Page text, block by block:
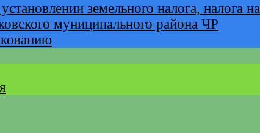
земельного налога, налога
муниципального района ЧР